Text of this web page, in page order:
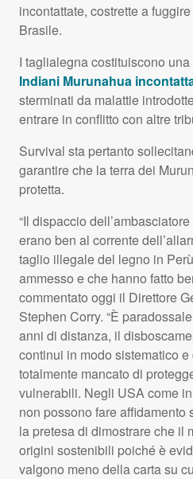
incontattate, costrette a
Brasile.
I taglialegna costituiscono
Indiani Murunahua
sterminati da malattie
entrare in conflitto con altre
Survival sta pertanto
garantire che la terra dei
protetta.
“Il dispaccio
erano ben al corrente
taglio illegale del legno in
ammesso e che hanno fatto
commentato oggi il Direttore
Stephen Corry. “È
anni di distanza, il
continui in modo sistematico
totalmente mancato di
vulnerabili. Negli USA come
non possono fare affidamento
la pretesa di dimostrare che il
origini sostenibili poiché è
valgono meno della carta su